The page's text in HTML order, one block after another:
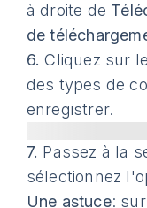
à droite de
de
6. Cliquez sur
des types de
enregistrer.
7. Passez à la
sélectionnez
Une astuce: